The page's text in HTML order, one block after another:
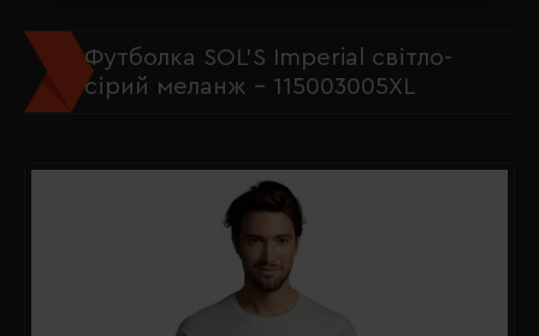
Футболка SOL'S Imperial світло-
сірий меланж - 115003005XL